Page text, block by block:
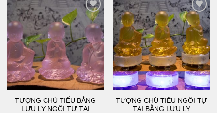
Thêm
vào
danh
sách
thích
TƯỢNG CHÚ TIỂU BẰNG
LƯU LY NGỒI TỰ TẠI
Thêm
vào
danh
sách
yêu
thích
TƯỢNG CHÚ TIỂU NGỒI TỰ
TẠI BẰNG LƯU LY